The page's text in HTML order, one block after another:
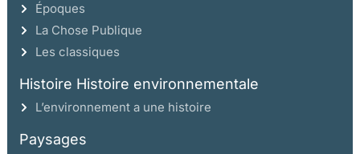
Époques
La Chose Publique
Les classiques
Histoire Histoire environnementale
L’environnement a une histoire
Paysages